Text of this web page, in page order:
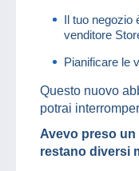
Il tuo negozio
venditore
Pianificare le
Questo nuovo
potrai
Avevo preso un
restano diversi